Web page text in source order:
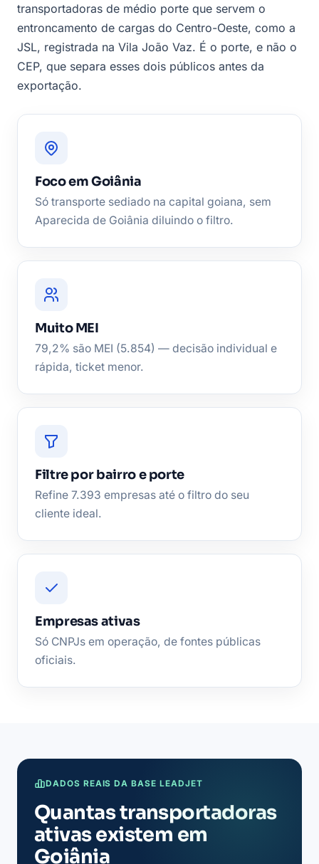
transportadoras de médio porte que servem o
entroncamento de cargas do Centro-Oeste, como a
JSL, registrada na Vila João Vaz. É o porte, e não o
CEP, que separa esses dois públicos antes da
exportação.
Foco em Goiânia
Só transporte sediado na capital goiana, sem
Aparecida de Goiânia diluindo o filtro.
Muito MEI
79,2% são MEI (5.854) — decisão individual e
rápida, ticket menor.
Filtre por bairro e porte
Refine 7.393 empresas até o filtro do seu
cliente ideal.
Empresas ativas
Só CNPJs em operação, de fontes públicas
oficiais.
DADOS REAIS DA BASE LEADJET
Quantas transportadoras
ativas existem em
Goiânia